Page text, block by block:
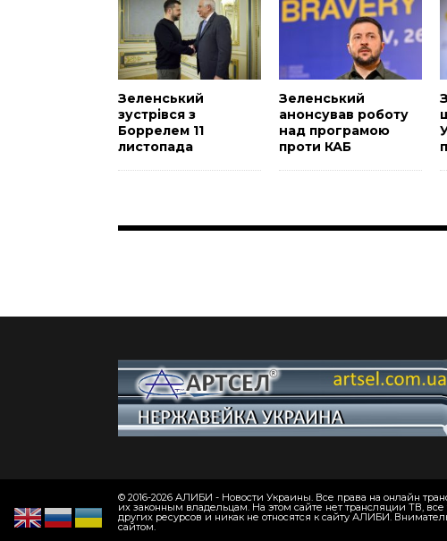
Зеленський
зустрівся з
Боррелем 11
листопада
Зеленський
анонсував роботу
над програмою
проти КАБ
© 2016-2026 АЛИБИ - Новости Украины. Все права на онлайн
их законным владельцам. На этом сайте нет трансляции ТВ,
других ресурсов и никак не относятся к сайту АЛИБИ.
сайтом.